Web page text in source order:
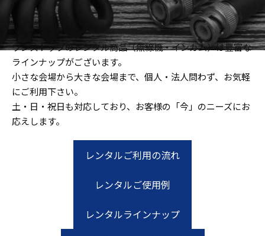
ワンストップのレンタル商品（無線機・インカム）は豊富な
ラインナップがございます。
小さな会場から大きな会場まで、個人・法人問わず、お気軽
にご利用下さい。
土・日・祝日も対応しており、お客様の「今」のニーズにお
応えします。
レンタルご利用の流れ
レンタルご使用例
レンタルラインナップ